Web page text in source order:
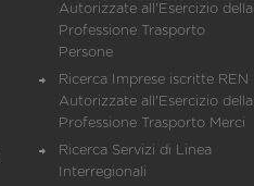
Autorizzate all'Esercizio della
Professione Trasporto
Persone
Ricerca Imprese iscritte REN
Autorizzate all'Esercizio della
Professione Trasporto Merci
Ricerca Servizi di Linea
Interregionali